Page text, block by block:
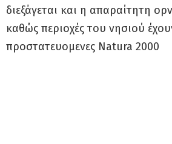
διεξάγεται και η απαραίτητη
καθώς περιοχές του νησιού
προστατευομενες Natura 2000